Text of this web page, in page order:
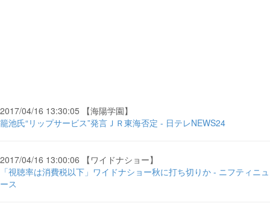
2017/04/16 13:30:05 【海陽学園】
籠池氏“リップサービス”発言ＪＲ東海否定 - 日テレNEWS24
2017/04/16 13:00:06 【ワイドナショー】
「視聴率は消費税以下」ワイドナショー秋に打ち切りか - ニフティニュ
ース